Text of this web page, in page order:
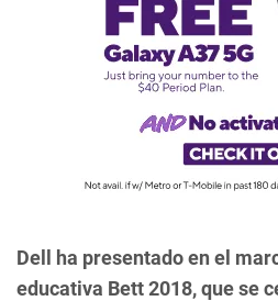
Dell ha presentado en el
educativa Bett 2018, que se